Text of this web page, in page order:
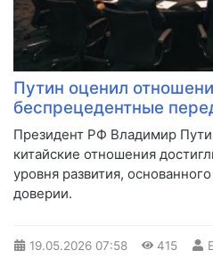
Путин оценил
беспрецедентные
Президент РФ Владимир
китайские отношения
уровня развития,
доверии.
19.05.2026 07:58 415